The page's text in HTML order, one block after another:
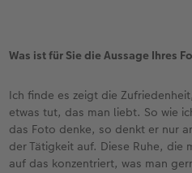
Was ist für Sie die Aussage Ihres
Ich finde es zeigt die
etwas tut, das man liebt. So wie
das Foto denke, so denkt er nur
der Tätigkeit auf. Diese Ruhe, die
auf das konzentriert, was man